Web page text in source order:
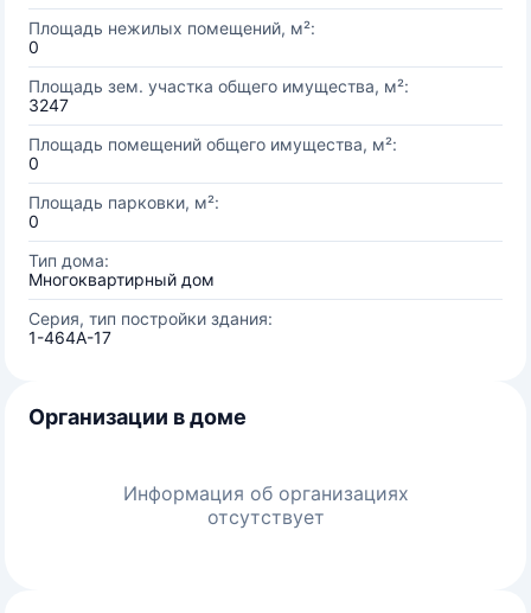
Площадь нежилых помещений, м²:
0
Площадь зем. участка общего имущества, м²:
3247
Площадь помещений общего имущества, м²:
0
Площадь парковки, м²:
0
Тип дома:
Многоквартирный дом
Серия, тип постройки здания:
1-464А-17
Организации в доме
Информация об организациях
отсутствует